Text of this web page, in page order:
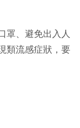
罩、避免出入人
類流感症狀，要